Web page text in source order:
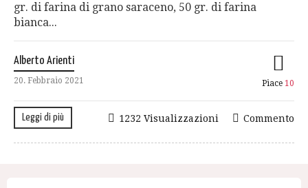
gr. di farina di grano saraceno, 50 gr. di farina
bianca...
Alberto Arienti
20. Febbraio 2021 Piace 10
Leggi di più Commento
1232 Visualizzazioni